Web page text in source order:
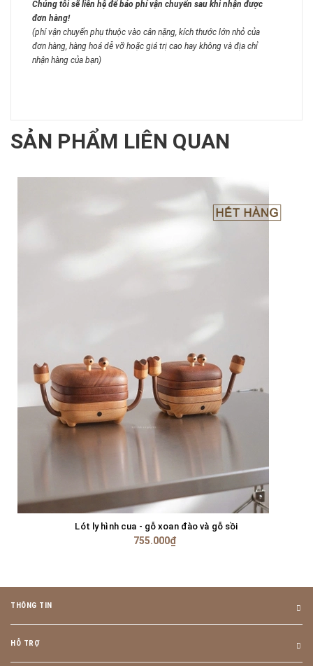
Chúng tôi sẽ liên hệ để báo phí vận chuyển sau khi nhận được
đơn hàng!
(phí vận chuyển phụ thuộc vào cân nặng, kích thước lớn nhỏ của
đơn hàng, hàng hoá dễ vỡ hoặc giá trị cao hay không và địa chỉ
nhận hàng của bạn)
SẢN PHẨM LIÊN QUAN
Lót ly hình cua - gỗ xoan đào và gỗ sồi
755.000₫
THÔNG TIN
HỖ TRỢ